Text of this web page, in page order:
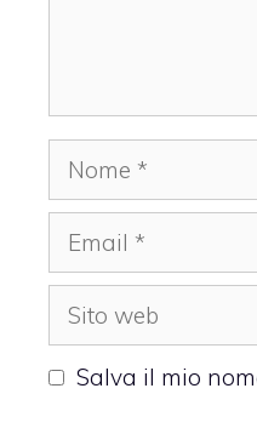
Nome
Email
Sito
web
Salva il mio